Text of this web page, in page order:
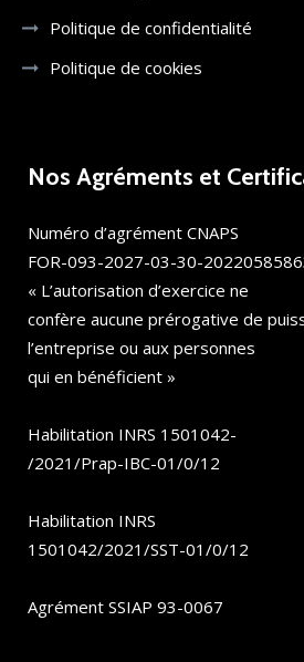
Politique de confidentialité
Politique de cookies
Nos Agréments et
Numéro d’agrément CNAPS
FOR-093-2027-03-30-
« L’autorisation d’exercice ne
confère aucune prérogative de
l’entreprise ou aux personnes
qui en bénéficient »
Habilitation INRS 1501042-
/2021/Prap-IBC-01/0/12
Habilitation INRS
1501042/2021/SST-01/0/12
Agrément SSIAP 93-0067